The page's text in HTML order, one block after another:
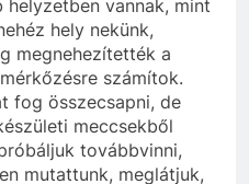
vannak, mint
hely nekünk,
megnehezítették a
számítok.
fog összecsapni, de
meccsekből
továbbvinni,
mutattunk, meglátjuk,